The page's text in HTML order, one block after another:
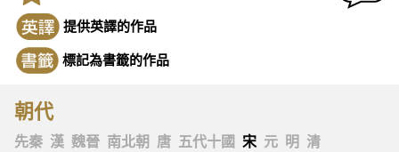
提供英譯的作品
標記為書籤的作品
朝代
先秦 漢 魏晉 南北朝 唐 五代十國 宋 元 明 清